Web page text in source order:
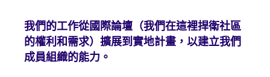
我們的工作從國際論壇（我們在這裡捍衛社區
的權利和需求）擴展到實地計畫，以建立我們
成員組織的能力。